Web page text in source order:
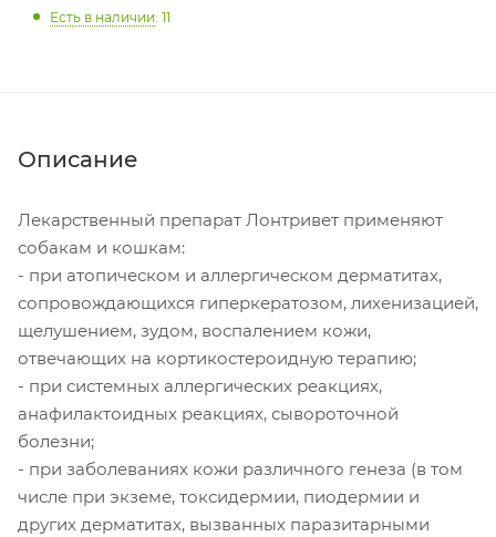
Есть в наличии: 11
Описание
Лекарственный препарат Лонтривет применяют
собакам и кошкам:
- при атопическом и аллергическом дерматитах,
сопровождающихся гиперкератозом, лихенизацией,
щелушением, зудом, воспалением кожи,
отвечающих на кортикостероидную терапию;
- при системных аллергических реакциях,
анафилактоидных реакциях, сывороточной
болезни;
- при заболеваниях кожи различного генеза (в том
числе при экземе, токсидермии, пиодермии и
других дерматитах, вызванных паразитарными